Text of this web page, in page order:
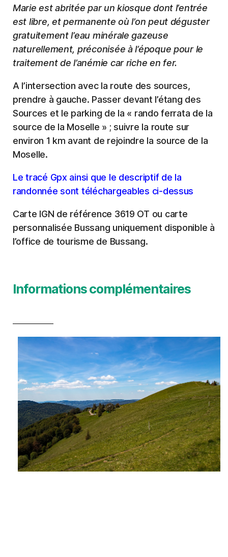
Marie est abritée par un kiosque dont l’entrée
est libre, et permanente où l’on peut déguster
gratuitement l’eau minérale gazeuse
naturellement, préconisée à l’époque pour le
traitement de l’anémie car riche en fer.
A l’intersection avec la route des sources,
prendre à gauche. Passer devant l’étang des
Sources et le parking de la « rando ferrata de la
source de la Moselle » ; suivre la route sur
environ 1 km avant de rejoindre la source de la
Moselle.
Le tracé Gpx ainsi que le descriptif de la
randonnée sont téléchargeables ci-dessus
Carte IGN de référence 3619 OT ou carte
personnalisée Bussang uniquement disponible à
l’office de tourisme de Bussang.
Informations complémentaires